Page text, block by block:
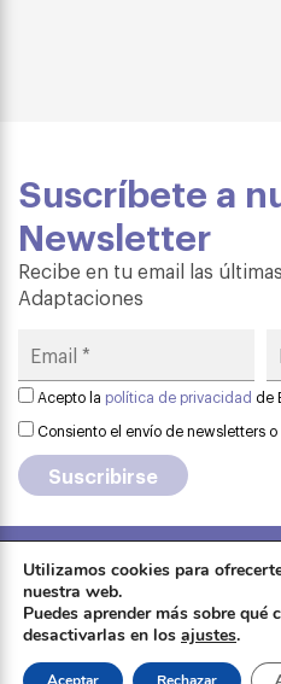
Suscríbete a
Newsletter
Recibe en tu email las
Adaptaciones
Acepto la política de privacidad de
Consiento el envío de newsletters
Formación
Tienda
Utilizamos cookies para
nuestra web.
Puedes aprender más sobre
desactivarlas en los ajustes.